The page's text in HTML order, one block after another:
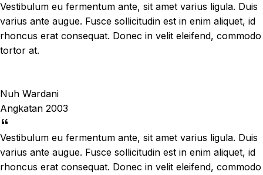
Vestibulum eu fermentum ante, sit amet varius ligula. Duis
varius ante augue. Fusce sollicitudin est in enim aliquet, id
rhoncus erat consequat. Donec in velit eleifend, commodo
tortor at.
Nuh Wardani
Angkatan 2003
Vestibulum eu fermentum ante, sit amet varius ligula. Duis
varius ante augue. Fusce sollicitudin est in enim aliquet, id
rhoncus erat consequat. Donec in velit eleifend, commodo